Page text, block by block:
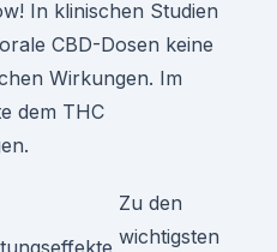
In klinischen Studien
CBD-Dosen keine
Wirkungen. Im
dem THC
Zu den
wichtigsten